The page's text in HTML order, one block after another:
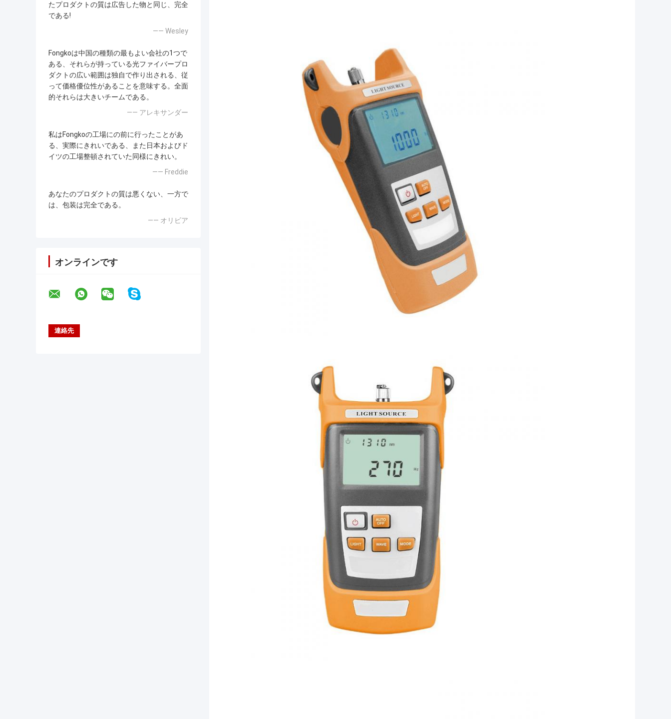
たプロダクトの質は広告した物と同じ、完全
である!
—— Wesley
Fongkoは中国の種類の最もよい会社の1つで
ある、それらが持っている光ファイバープロ
ダクトの広い範囲は独自で作り出される、従
って価格優位性があることを意味する。全面
的それらは大きいチームである。
—— アレキサンダー
私はFongkoの工場にの前に行ったことがあ
る、実際にきれいである、また日本およびド
イツの工場整頓されていた同様にきれい。
—— Freddie
あなたのプロダクトの質は悪くない、一方で
は、包装は完全である。
—— オリビア
オンラインです